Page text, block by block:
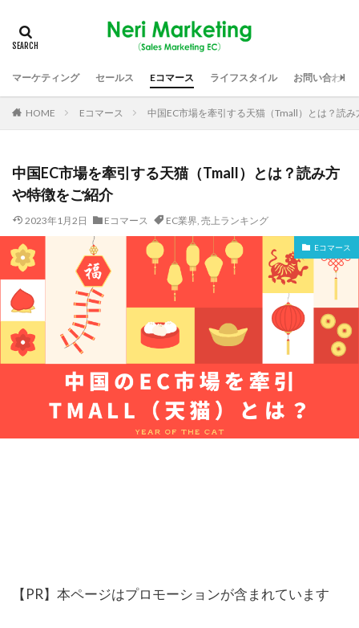
マーケティング セールス Eコマース ライフスタイル お問い合わせ
HOME Eコマース 中国EC市場を牽引する天猫（Tmall）とは？読
中国EC市場を牽引する天猫（Tmall）とは？読み方
や特徴をご紹介
2023年1月2日 Eコマース EC業界, 売上ランキング
Eコマース
【PR】本ページはプロモーションが含まれています